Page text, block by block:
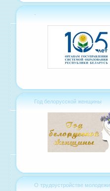
-
Год белорусской женщины
О трудоустройстве молодежи